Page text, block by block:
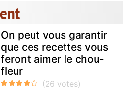
On peut vous garantir
que ces recettes vous
feront aimer le chou-
fleur